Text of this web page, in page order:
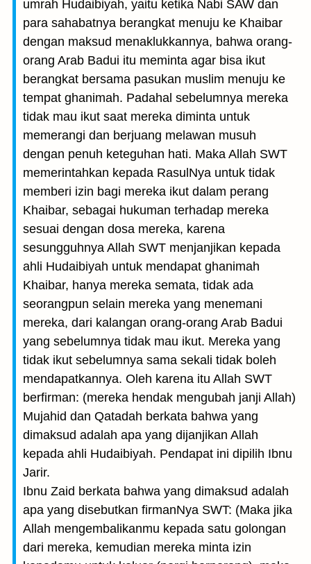
umrah Hudaibiyah, yaitu ketika Nabi SAW dan
para sahabatnya berangkat menuju ke Khaibar
dengan maksud menaklukkannya, bahwa orang-
orang Arab Badui itu meminta agar bisa ikut
berangkat bersama pasukan muslim menuju ke
tempat ghanimah. Padahal sebelumnya mereka
tidak mau ikut saat mereka diminta untuk
memerangi dan berjuang melawan musuh
dengan penuh keteguhan hati. Maka Allah SWT
memerintahkan kepada RasulNya untuk tidak
memberi izin bagi mereka ikut dalam perang
Khaibar, sebagai hukuman terhadap mereka
sesuai dengan dosa mereka, karena
sesungguhnya Allah SWT menjanjikan kepada
ahli Hudaibiyah untuk mendapat ghanimah
Khaibar, hanya mereka semata, tidak ada
seorangpun selain mereka yang menemani
mereka, dari kalangan orang-orang Arab Badui
yang sebelumnya tidak mau ikut. Mereka yang
tidak ikut sebelumnya sama sekali tidak boleh
mendapatkannya. Oleh karena itu Allah SWT
berfirman: (mereka hendak mengubah janji Allah)
Mujahid dan Qatadah berkata bahwa yang
dimaksud adalah apa yang dijanjikan Allah
kepada ahli Hudaibiyah. Pendapat ini dipilih Ibnu
Jarir.
Ibnu Zaid berkata bahwa yang dimaksud adalah
apa yang disebutkan firmanNya SWT: (Maka jika
Allah mengembalikanmu kepada satu golongan
dari mereka, kemudian mereka minta izin